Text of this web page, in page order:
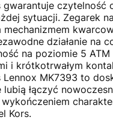
gwarantuje czytelność
sytuacji. Zegarek
mechanizmem
działanie na
na poziomie 5
i krótkotrwałym
Lennox MK7393 to
łączyć
Kors.